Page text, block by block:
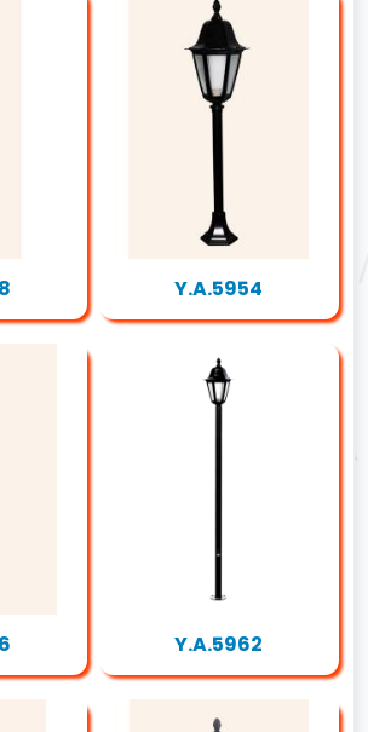
Y.A.5954
Y.A.5962